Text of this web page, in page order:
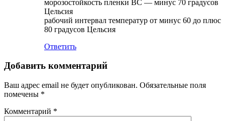
морозостойкость пленки ВС — минус 70 градусов
Цельсия
рабочий интервал температур от минус 60 до плюс
80 градусов Цельсия
Ответить
Добавить комментарий
Ваш адрес email не будет опубликован. Обязательные поля
помечены *
Комментарий *